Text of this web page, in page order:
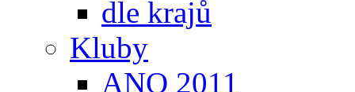
dle krajů
Kluby
ANO 2011